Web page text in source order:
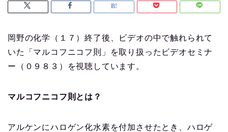
岡野の化学（１７）終了後、ビデオの中で触れられて
いた「マルコフニコフ則」を取り扱ったビデオセミナ
ー（０９８３）を視聴しています。
マルコフニコフ則とは？
アルケンにハロゲン化水素を付加させたとき、ハロゲ